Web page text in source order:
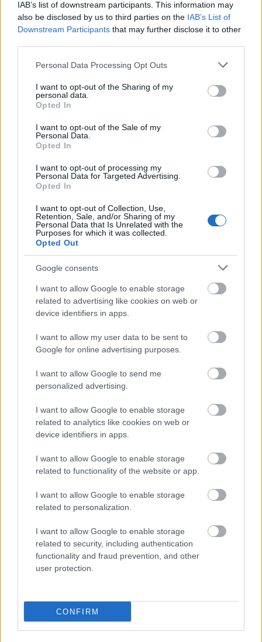
IAB’s list of downstream participants. This information may
also be disclosed by us to third parties on the IAB’s List of
Downstream Participants that may further disclose it to other
Please note that this website/app uses one or more Google
not limited to your visit or usage behaviour. You may click to
grant or deny consent to Google and its third-party tags to
use your data for below specified purposes in below Google
consent section.
Personal Data Processing Opt Outs
I want to opt-out of the Sharing of my
personal data.
Opted In
I want to opt-out of the Sale of my
Personal Data.
Opted In
I want to opt-out of processing my
Personal Data for Targeted Advertising.
Opted In
I want to opt-out of Collection, Use,
Retention, Sale, and/or Sharing of my
Personal Data that Is Unrelated with the
Purposes for which it was collected.
Opted Out
Google consents
I want to allow Google to enable storage
related to advertising like cookies on web or
device identifiers in apps.
I want to allow my user data to be sent to
Google for online advertising purposes.
I want to allow Google to send me
personalized advertising.
I want to allow Google to enable storage
related to analytics like cookies on web or
device identifiers in apps.
I want to allow Google to enable storage
related to functionality of the website or app.
I want to allow Google to enable storage
related to personalization.
I want to allow Google to enable storage
related to security, including authentication
functionality and fraud prevention, and other
user protection.
CONFIRM
végül is minden sikerült. Sir Rattle egyébként
is a legfontosabbnak azt nevezte, hogy az
hogy a fellépésre a megszokott
koncertteremben vagy a tempelhofi 2-es
hangárban kerül sor. "S Berlioz is lelkesedett
volna az ötletért, hogy zenéjét egy
repülőtéren adják elő" - tette hozzá.
A sikerhez mindenesetre a zenekar tudása
mellett szerencse is kellett. A koncert idején
ugyanis a közeli leszállópályákon csupán
egyetlen repülőgép landolt, s ugyanebben az
időben Tempelhofról csak két-három kisebb
helikopter emelkedett a magasba. S a
hangárból lett hangverseny-terem
akusztikájába, a koncertbe egyikük sem
"zavart bele."
Mindennek ellenére a filharmonikusok
egyelőre búcsút intenek Tempelhofnak, s a
reptéri kiruccanás után június 2-től
otthonukba. A hangár pedig inkább
rockkoncertek helyszíne lesz.
Zene Komolyzene
OBOAMŰVÉSSZEL